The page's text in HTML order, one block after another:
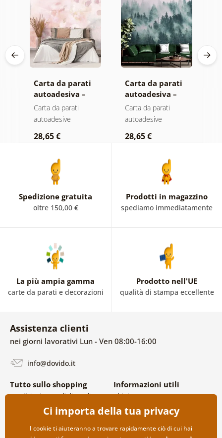
Carta da parati
autoadesiva –
Foglie con
sfumatura
Carta da parati
autoadesive
28,65 €
Carta da parati
autoadesiva –
Foresta nella
nebbia
Carta da parati
autoadesive
28,65 €
Spedizione gratuita
oltre 150,00 €
Prodotti in magazzino
spediamo immediatamente
La più ampia gamma
carte da parati e decorazioni
Prodotto nell'UE
qualità di stampa eccellente
Assistenza clienti
nei giorni lavorativi Lun - Ven 08:00-16:00
info@dovido.it
Tutto sullo shopping
Condizioni generali di vendita e
Politica sulla privacy
Opzioni di spedizione e
pagamento
Informazioni utili
Chi siamo
FAQ
Contatti
Collaborazione all’ingrosso
Ci importa della tua privacy
I cookie ti aiuteranno a trovare rapidamente ciò di cui hai